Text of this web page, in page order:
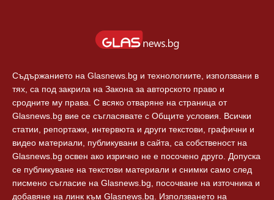
Съдържанието на Glasnews.bg и технологиите, използвани в
тях, са под закрила на Закона за авторското право и
сродните му права. С всяко отваряне на страница от
Glasnews.bg вие се съгласявате с Общите условия. Всички
статии, репортажи, интервюта и други текстови, графични и
видео материали, публикувани в сайта, са собственост на
Glasnews.bg освен ако изрично не е посочено друго. Допуска
се публикуване на текстови материали и снимки само след
писмено съгласие на Glasnews.bg, посочване на източника и
добавяне на линк към Glasnews.bg. Използването на